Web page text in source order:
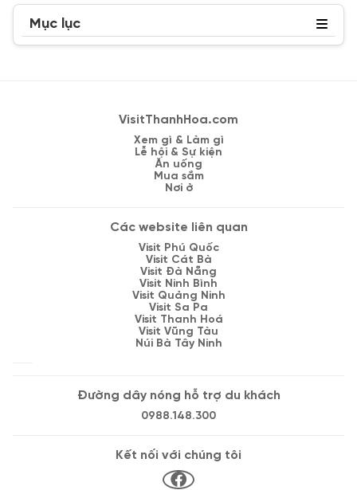
Mục lục
VisitThanhHoa.com
Xem gì & Làm gì
Lễ hội & Sự kiện
Ăn uống
Mua sắm
Nơi ở
Các website liên quan
Visit Phú Quốc
Visit Cát Bà
Visit Đà Nẵng
Visit Ninh Bình
Visit Quảng Ninh
Visit Sa Pa
Visit Thanh Hoá
Visit Vũng Tàu
Núi Bà Tây Ninh
Đường dây nóng hỗ trợ du khách
0988.148.300
Kết nối với chúng tôi